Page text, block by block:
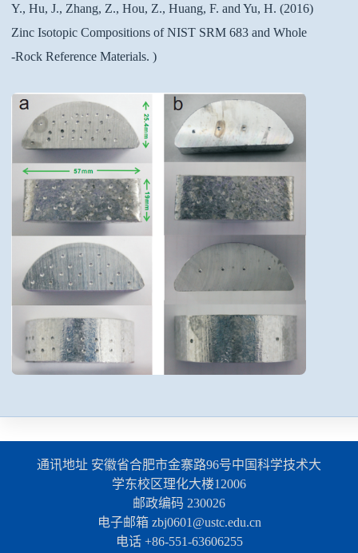
Y., Hu, J., Zhang, Z., Hou, Z., Huang, F. and Yu, H. (2016)
Zinc Isotopic Compositions of NIST SRM 683 and Whole
‐Rock Reference Materials. )
通讯地址 安徽省合肥市金寨路96号中国科学技术大
学东校区理化大楼12006
邮政编码 230026
电子邮箱 zbj0601@ustc.edu.cn
电话 +86-551-63606255